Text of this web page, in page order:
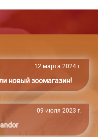
12 марта 2024 г.
новый зоомагазин!
09 июля 2023 г.